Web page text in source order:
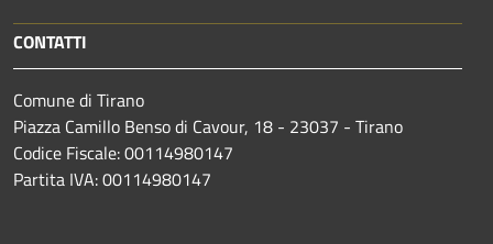
CONTATTI
Comune di Tirano
Piazza Camillo Benso di Cavour, 18 - 23037 - Tirano
Codice Fiscale: 00114980147
Partita IVA: 00114980147